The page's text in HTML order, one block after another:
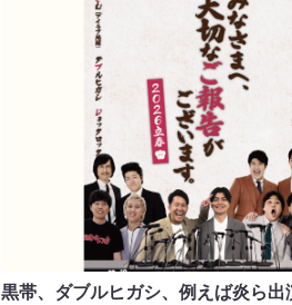
黒帯、ダブルヒガシ、例えば炎ら出